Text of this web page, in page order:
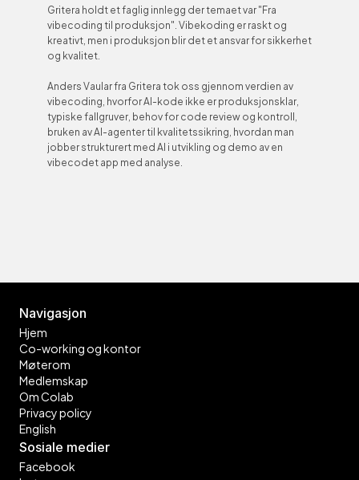
Gritera holdt et faglig innlegg der temaet var "Fra
vibecoding til produksjon". Vibekoding er raskt og
kreativt, men i produksjon blir det et ansvar for sikkerhet
og kvalitet.
Anders Vaular fra Gritera tok oss gjennom verdien av
vibecoding, hvorfor AI-kode ikke er produksjonsklar,
typiske fallgruver, behov for code review og kontroll,
bruken av AI-agenter til kvalitetssikring, hvordan man
jobber strukturert med AI i utvikling og demo av en
vibecodet app med analyse.
Navigasjon
Hjem
Co-working og kontor
Møterom
Medlemskap
Om Colab
Privacy policy
English
Sosiale medier
Facebook